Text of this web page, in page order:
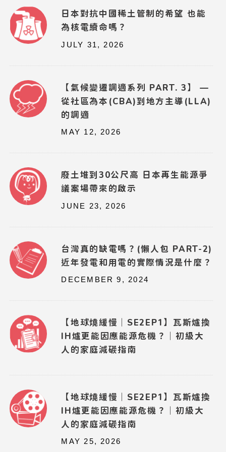
日本對抗中國稀土管制的希望 也能
為核電續命嗎？
JULY 31, 2026
【氣候變遷調適系列 PART. 3】 —
從社區為本(CBA)到地方主導(LLA)
的調適
MAY 12, 2026
廢土堆到30公尺高 日本再生能源爭
議案場帶來的啟示
JUNE 23, 2026
台灣真的缺電嗎？(懶人包 PART-2)
近年發電和用電的實際情況是什麼？
DECEMBER 9, 2024
【地球燒緩慢｜SE2EP1】瓦斯爐換
IH爐更能因應能源危機？｜初級大
人的家庭減碳指南
【地球燒緩慢｜SE2EP1】瓦斯爐換
IH爐更能因應能源危機？｜初級大
人的家庭減碳指南
MAY 25, 2026